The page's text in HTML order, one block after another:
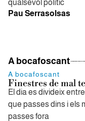
qualsevol polític
Pau Serrasolsas
A bocafoscant
A bocafoscant
Finestres de mal
El dia es divideix
que passes dins i els
passes fora